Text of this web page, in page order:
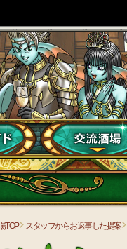
TOP スタッフからお返事した提案